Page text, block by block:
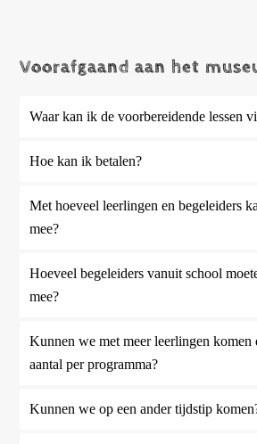
Voorafgaand aan het
Waar kan ik de voorbereidende lessen
Hoe kan ik betalen?
Met hoeveel leerlingen en begeleiders
mee?
Hoeveel begeleiders vanuit school
mee?
Kunnen we met meer leerlingen komen
aantal per programma?
Kunnen we op een ander tijdstip